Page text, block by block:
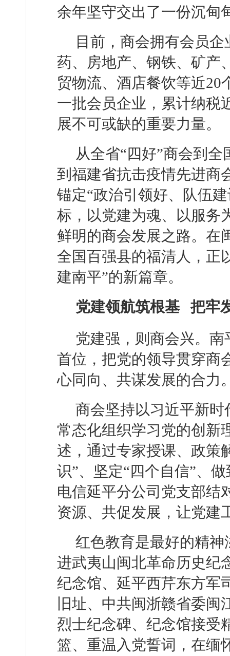
余年坚守交出了一份沉甸
目前，商会拥有会员
药、房地产、钢铁、矿产
贸物流、酒店餐饮等近20
一批会员企业，累计纳税
展不可或缺的重要力量。
从全省“四好”商会到
到福建省抗击疫情先进商
锚定“政治引领好、队伍
标，以党建为魂、以服务
鲜明的商会发展之路。在
全国百强县的福清人，正
建南平”的新篇章。
党建领航筑根基 把牢
党建强，则商会兴。
首位，把党的领导贯穿商
心同向、共谋发展的合力
商会坚持以习近平新
常态化组织学习党的创新
述，通过专家授课、政策
识”、坚定“四个自信”、
电信延平分公司党支部结
资源、共促发展，让党建
红色教育是最好的精
进武夷山闽北革命历史纪
纪念馆、延平西芹东方军
旧址、中共闽浙赣省委
烈士纪念碑、纪念馆接受
篮、重温入党誓词，在缅